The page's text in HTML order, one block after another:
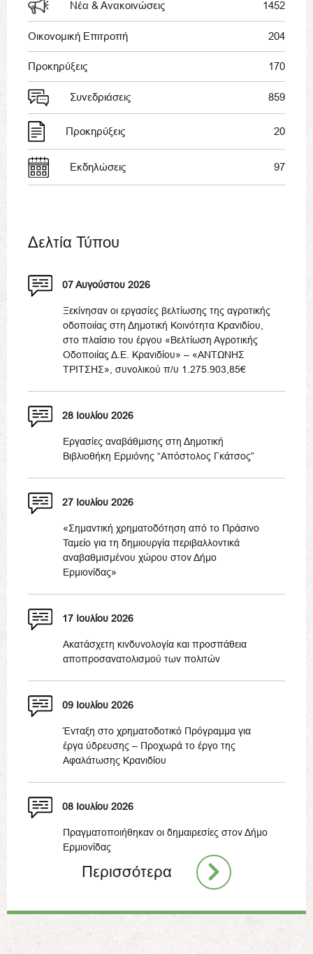
Νέα & Ανακοινώσεις 1452
Οικονομική Επιτροπή 204
Προκηρύξεις 170
Συνεδριάσεις 859
Προκηρύξεις 20
Εκδηλώσεις 97
Δελτία Τύπου
07 Αυγούστου 2026
Ξεκίνησαν οι εργασίες βελτίωσης της αγροτικής
οδοποιίας στη Δημοτική Κοινότητα Κρανιδίου,
στο πλαίσιο του έργου «Βελτίωση Αγροτικής
Οδοποιίας Δ.Ε. Κρανιδίου» – «ΑΝΤΩΝΗΣ
ΤΡΙΤΣΗΣ», συνολικού π/υ 1.275.903,85€
28 Ιουλίου 2026
Εργασίες αναβάθμισης στη Δημοτική
Βιβλιοθήκη Ερμιόνης “Απόστολος Γκάτσος”
27 Ιουλίου 2026
«Σημαντική χρηματοδότηση από το Πράσινο
Ταμείο για τη δημιουργία περιβαλλοντικά
αναβαθμισμένου χώρου στον Δήμο
Ερμιονίδας»
17 Ιουλίου 2026
Ακατάσχετη κινδυνολογία και προσπάθεια
αποπροσανατολισμού των πολιτών
09 Ιουλίου 2026
Ένταξη στο χρηματοδοτικό Πρόγραμμα για
έργα ύδρευσης – Προχωρά το έργο της
Αφαλάτωσης Κρανιδίου
08 Ιουλίου 2026
Πραγματοποιήθηκαν οι δημαιρεσίες στον Δήμο
Ερμιονίδας
Περισσότερα